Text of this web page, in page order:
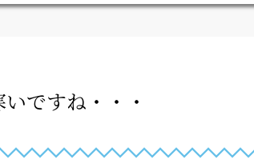
いですね・・・